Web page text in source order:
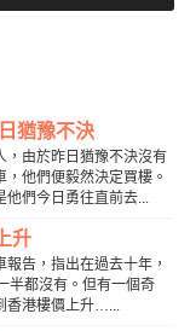
猶豫不決
，由於昨日猶豫不決沒有
他們便毅然決定買樓。
他們今日勇往直前去...
升
告，指出在過去十年，
半都沒有。但有一個奇
香港樓價上升…...